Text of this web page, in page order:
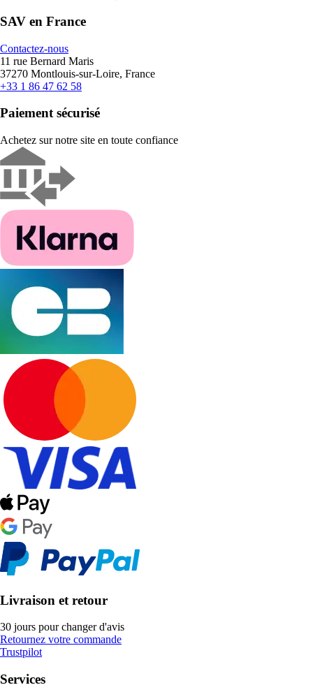
SAV en France
Contactez-nous
11 rue Bernard Maris
37270 Montlouis-sur-Loire, France
+33 1 86 47 62 58
Paiement sécurisé
Achetez sur notre site en toute confiance
Livraison et retour
30 jours pour changer d'avis
Retournez votre commande
Trustpilot
Services